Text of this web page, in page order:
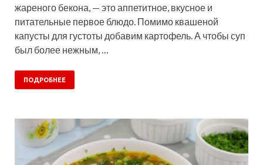
жареного бекона, — это аппетитное, вкусное и
питательные первое блюдо. Помимо квашеной
капусты для густоты добавим картофель. А чтобы суп
был более нежным, …
ПОДРОБНЕЕ